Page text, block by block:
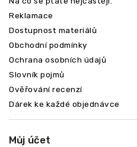
Reklamace
Dostupnost materiálů
Obchodní podmínky
Ochrana osobních údajů
Slovník pojmů
Ověřování recenzí
Dárek ke každé objednávce
Můj účet